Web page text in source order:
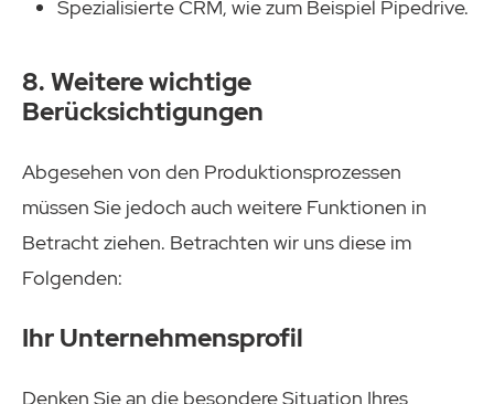
Spezialisierte CRM, wie zum Beispiel Pipedrive.
8. Weitere wichtige
Berücksichtigungen
Abgesehen von den Produktionsprozessen
müssen Sie jedoch auch weitere Funktionen in
Betracht ziehen. Betrachten wir uns diese im
Folgenden:
Ihr Unternehmensprofil
Denken Sie an die besondere Situation Ihres